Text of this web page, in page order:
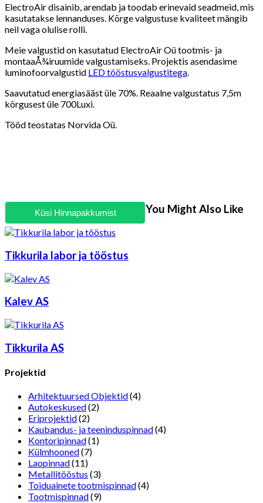
ElectroAir disainib, arendab ja toodab erinevaid seadmeid, mis
kasutatakse lennanduses. Kõrge valgustuse kvaliteet mängib
neil vaga olulise rolli.
Meie valgustid on kasutatud ElectroAir Oü tootmis- ja
montaaÅ¾iruumide valgustamiseks. Projektis asendasime
luminofoorvalgustid LED tööstusvalgustitega
Saavutatud energiasääst üle 70%. Reaalne valgustatus 7,5m
kõrgusest üle 700Luxi.
Tööd teostatas Norvida Oü.
Küsi Hinnapakkumist You Might Also Like
Tikkurila labor ja tööstus
Kalev AS
Tikkurila AS
Projektid
Arhitektuursed Objektid(4)
Autokeskused(2)
Eriprojektid(2)
Kaubandus- ja teeninduspinnad(4)
Kontoripinnad(1)
Külmhooned(7)
Laopinnad(11)
Metallitööstus (3)
Toiduainete tootmispinnad(4)
Tootmispinnad(9)